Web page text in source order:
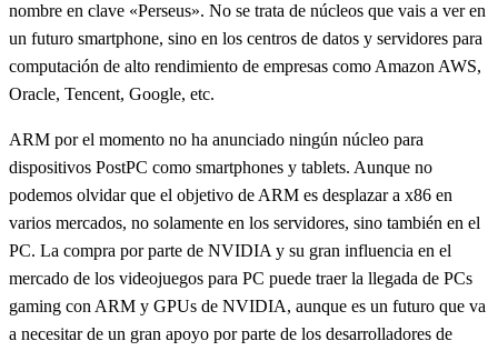
nombre en clave «Perseus». No se trata de núcleos que vais a ver en
un futuro smartphone, sino en los centros de datos y servidores para
computación de alto rendimiento de empresas como Amazon AWS,
Oracle, Tencent, Google, etc.
ARM por el momento no ha anunciado ningún núcleo para
dispositivos PostPC como smartphones y tablets. Aunque no
podemos olvidar que el objetivo de ARM es desplazar a x86 en
varios mercados, no solamente en los servidores, sino también en el
PC. La compra por parte de NVIDIA y su gran influencia en el
mercado de los videojuegos para PC puede traer la llegada de PCs
gaming con ARM y GPUs de NVIDIA, aunque es un futuro que va
a necesitar de un gran apoyo por parte de los desarrolladores de